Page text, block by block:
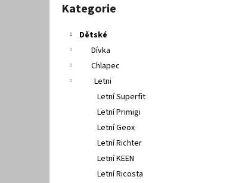
Přeskočit
kategorie
Kategorie
Dětské
Dívka
Chlapec
Letni
Letní Superfit
Letní Primigi
Letní Geox
Letní Richter
Letní KEEN
Letní Ricosta
PETER LEGWOOD AEQUOS DOLPHIN NERO